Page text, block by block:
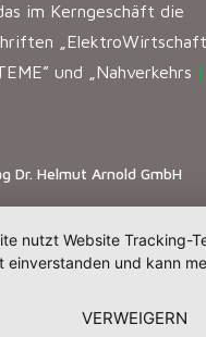
im Kerngeschäft die
und „Nahverkehrs
Dr. Helmut Arnold GmbH
nutzt Website Tracking-
einverstanden und kann
VERWEIGERN